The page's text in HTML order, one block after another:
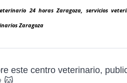
24 horas Zaragoza, servicios
Zaragoza
este centro veterinario,